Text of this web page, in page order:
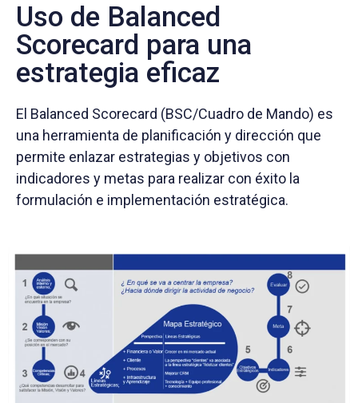
Uso de Balanced
Scorecard para una
estrategia eficaz
El Balanced Scorecard (BSC/Cuadro de Mando) es
una herramienta de planificación y dirección que
permite enlazar estrategias y objetivos con
indicadores y metas para realizar con éxito la
formulación e implementación estratégica.